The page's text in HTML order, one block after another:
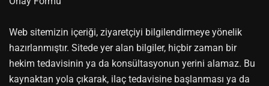
Web sitemizin içeriği, ziyaretçiyi bilgilendirmeye yönelik
hazırlanmıştır. Sitede yer alan bilgiler, hiçbir zaman bir
hekim tedavisinin ya da konsültasyonun yerini alamaz. Bu
kaynaktan yola çıkarak, ilaç tedavisine başlanması ya da